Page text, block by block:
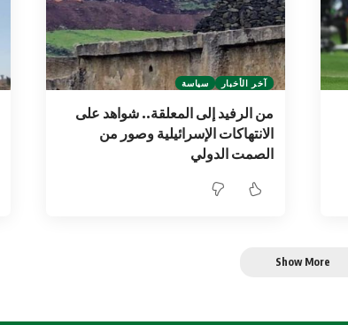
آخر الأخبار سياسة
من الرفيد إلى المعلقة.. شواهد على
الانتهاكات الإسرائيلية وصور من
الصمت الدولي
Show More